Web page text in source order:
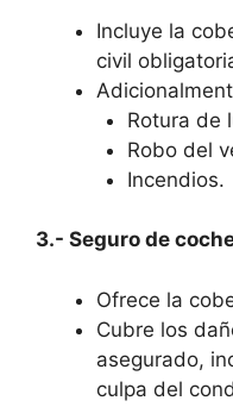
Incluye la
civil
Rotura de
Robo del
Incendios.
3.- Seguro de
Ofrece la
Cubre los
asegurado,
culpa del